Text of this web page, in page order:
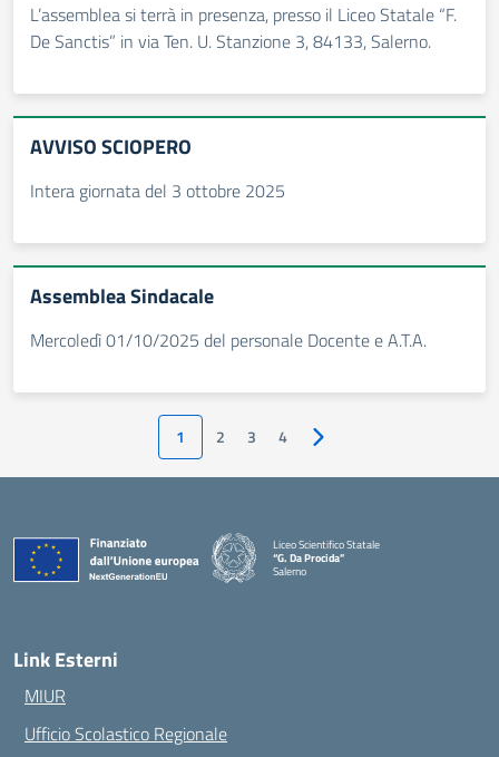
L’assemblea si terrà in presenza, presso il Liceo Statale “F.
De Sanctis” in via Ten. U. Stanzione 3, 84133, Salerno.
AVVISO SCIOPERO
Intera giornata del 3 ottobre 2025
Assemblea Sindacale
Mercoledì 01/10/2025 del personale Docente e A.T.A.
1 2 3 4 Pagina successiva
Liceo Scientifico Statale
“G. Da Procida”
Salerno
Link Esterni
MIUR
Ufficio Scolastico Regionale